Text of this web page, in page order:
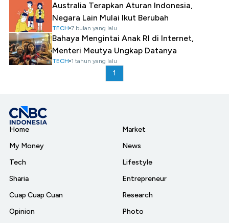
Australia Terapkan Aturan Indonesia,
Negara Lain Mulai Ikut Berubah
TECH 7 bulan yang lalu
Bahaya Mengintai Anak RI di Internet,
Menteri Meutya Ungkap Datanya
TECH 1 tahun yang lalu
1
Home
My Money
Tech
Sharia
Cuap Cuap Cuan
Opinion
Market
News
Lifestyle
Entrepreneur
Research
Photo